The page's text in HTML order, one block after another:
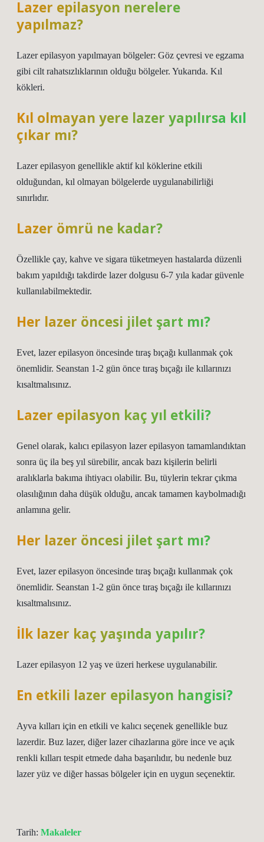
Lazer epilasyon nerelere
yapılmaz?
Lazer epilasyon yapılmayan bölgeler: Göz çevresi ve egzama
gibi cilt rahatsızlıklarının olduğu bölgeler. Yukarıda. Kıl
kökleri.
Kıl olmayan yere lazer yapılırsa kıl
çıkar mı?
Lazer epilasyon genellikle aktif kıl köklerine etkili
olduğundan, kıl olmayan bölgelerde uygulanabilirliği
sınırlıdır.
Lazer ömrü ne kadar?
Özellikle çay, kahve ve sigara tüketmeyen hastalarda düzenli
bakım yapıldığı takdirde lazer dolgusu 6-7 yıla kadar güvenle
kullanılabilmektedir.
Her lazer öncesi jilet şart mı?
Evet, lazer epilasyon öncesinde tıraş bıçağı kullanmak çok
önemlidir. Seanstan 1-2 gün önce tıraş bıçağı ile kıllarınızı
kısaltmalısınız.
Lazer epilasyon kaç yıl etkili?
Genel olarak, kalıcı epilasyon lazer epilasyon tamamlandıktan
sonra üç ila beş yıl sürebilir, ancak bazı kişilerin belirli
aralıklarla bakıma ihtiyacı olabilir. Bu, tüylerin tekrar çıkma
olasılığının daha düşük olduğu, ancak tamamen kaybolmadığı
anlamına gelir.
Her lazer öncesi jilet şart mı?
Evet, lazer epilasyon öncesinde tıraş bıçağı kullanmak çok
önemlidir. Seanstan 1-2 gün önce tıraş bıçağı ile kıllarınızı
kısaltmalısınız.
İlk lazer kaç yaşında yapılır?
Lazer epilasyon 12 yaş ve üzeri herkese uygulanabilir.
En etkili lazer epilasyon hangisi?
Ayva kılları için en etkili ve kalıcı seçenek genellikle buz
lazerdir. Buz lazer, diğer lazer cihazlarına göre ince ve açık
renkli kılları tespit etmede daha başarılıdır, bu nedenle buz
lazer yüz ve diğer hassas bölgeler için en uygun seçenektir.
Tarih: Makaleler